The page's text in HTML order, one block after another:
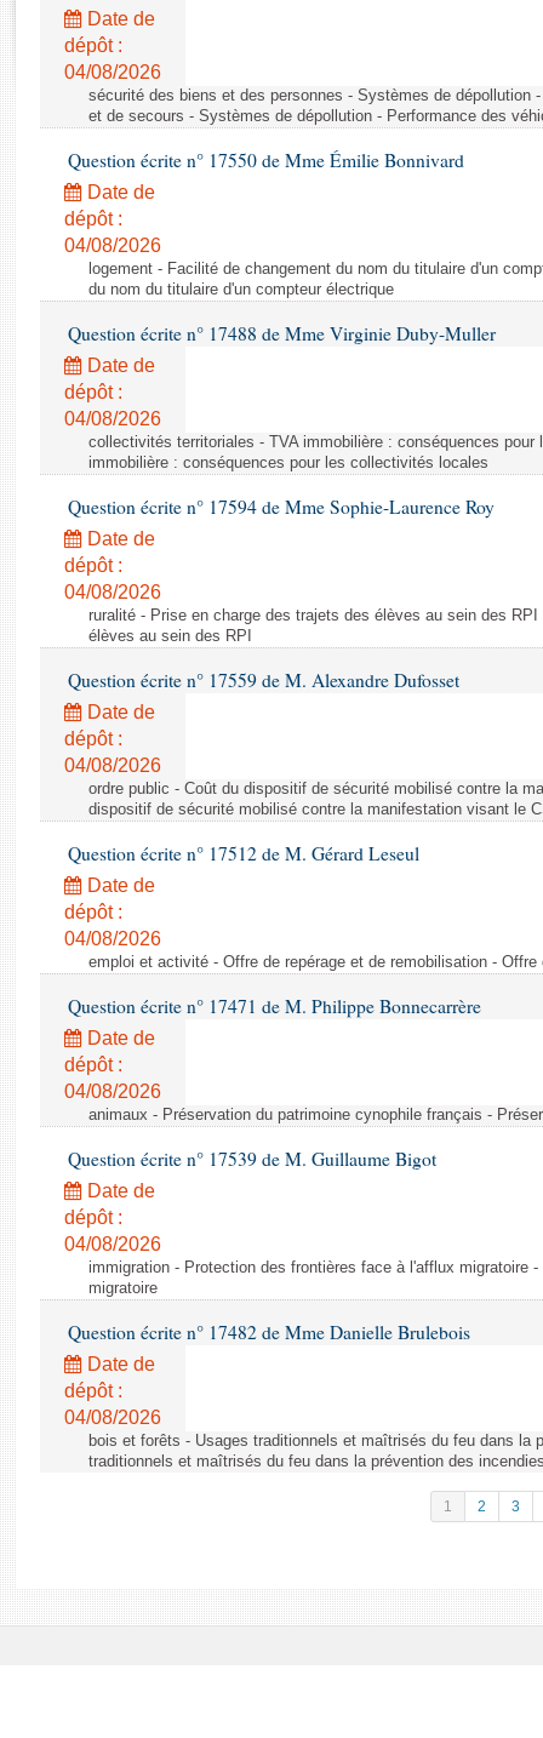
Rapports législatifs
Rapports sur l'application des lois
Baromètre de l’application des lois
Dossiers législatifs
Budget et sécurité sociale
Questions écrites et orales
Comptes rendus des débats
Date de
dépôt :
04/08/2026
sécurité des biens et des personnes - Systèmes de dépollution
et de secours - Systèmes de dépollution - Performance des
Question écrite n° 17550 de Mme Émilie Bonnivard
Date de
dépôt :
04/08/2026
logement - Facilité de changement du nom du titulaire d'un
du nom du titulaire d'un compteur électrique
Question écrite n° 17488 de Mme Virginie Duby-Muller
Date de
dépôt :
04/08/2026
collectivités territoriales - TVA immobilière : conséquences
immobilière : conséquences pour les collectivités locales
Question écrite n° 17594 de Mme Sophie-Laurence Roy
Date de
dépôt :
04/08/2026
ruralité - Prise en charge des trajets des élèves au sein des
élèves au sein des RPI
Question écrite n° 17559 de M. Alexandre Dufosset
Date de
dépôt :
04/08/2026
ordre public - Coût du dispositif de sécurité mobilisé contre la
dispositif de sécurité mobilisé contre la manifestation visant le
Question écrite n° 17512 de M. Gérard Leseul
Date de
dépôt :
04/08/2026
emploi et activité - Offre de repérage et de remobilisation -
Question écrite n° 17471 de M. Philippe Bonnecarrère
Date de
dépôt :
04/08/2026
animaux - Préservation du patrimoine cynophile français -
Question écrite n° 17539 de M. Guillaume Bigot
Date de
dépôt :
04/08/2026
immigration - Protection des frontières face à l'afflux migratoire
migratoire
Question écrite n° 17482 de Mme Danielle Brulebois
Date de
dépôt :
04/08/2026
bois et forêts - Usages traditionnels et maîtrisés du feu dans la
traditionnels et maîtrisés du feu dans la prévention des
1 2 3